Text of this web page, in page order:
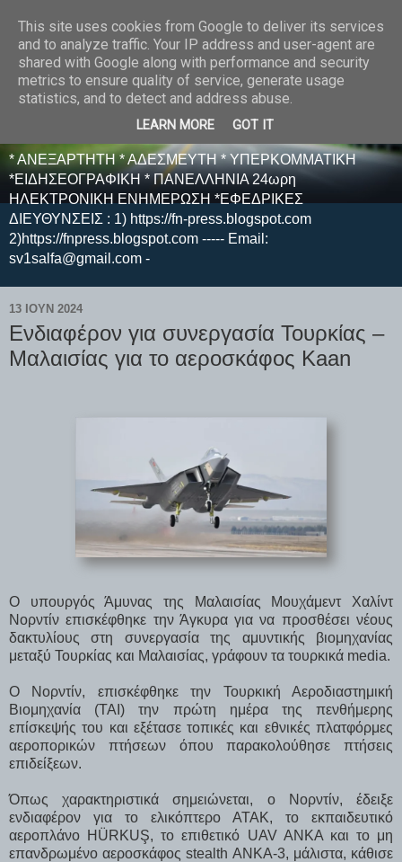
E F E N P R E S S -
ΗΛΕΚΤΡΟΝΙΚΗ
ΕΦΗΜΕΡΙΔΑ
* ΑΝΕΞΑΡΤΗΤΗ * ΑΔΕΣΜΕΥΤΗ * ΥΠΕΡΚΟΜΜΑΤΙΚΗ
*ΕΙΔΗΣΕΟΓΡΑΦΙΚΗ * ΠΑΝΕΛΛΗΝΙΑ 24ωρη
ΗΛΕΚΤΡΟΝΙΚΗ ΕΝΗΜΕΡΩΣΗ *ΕΦΕΔΡΙΚΕΣ
ΔΙΕΥΘΥΝΣΕΙΣ : 1) https://fn-press.blogspot.com
2)https://fnpress.blogspot.com ----- Email:
sv1salfa@gmail.com -
13 ΙΟΥΝ 2024
Ενδιαφέρον για συνεργασία Τουρκίας –
Μαλαισίας για το αεροσκάφος Kaan
Ο υπουργός Άμυνας της Μαλαισίας Μουχάμεντ Χαλίντ
Νορντίν επισκέφθηκε την Άγκυρα για να προσθέσει νέους
δακτυλίους στη συνεργασία της αμυντικής βιομηχανίας
μεταξύ Τουρκίας και Μαλαισίας, γράφουν τα τουρκικά media.
Ο Νορντίν, επισκέφθηκε την Τουρκική Αεροδιαστημική
Βιομηχανία (TAI) την πρώτη ημέρα της πενθήμερης
επίσκεψής του και εξέτασε τοπικές και εθνικές πλατφόρμες
αεροπορικών πτήσεων όπου παρακολούθησε πτήσεις
επιδείξεων.
Όπως χαρακτηριστικά σημειώνεται, ο Νορντίν, έδειξε
ενδιαφέρον για το ελικόπτερο ATAK, το εκπαιδευτικό
αεροπλάνο HÜRKUŞ, το επιθετικό UAV ANKA και το μη
επανδρωμένο αεροσκάφος stealth ANKA-3, μάλιστα, κάθισε
This site uses cookies from Google to deliver its services
and to analyze traffic. Your IP address and user-agent are
shared with Google along with performance and security
metrics to ensure quality of service, generate usage
statistics, and to detect and address abuse.
LEARN MORE GOT IT